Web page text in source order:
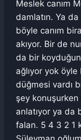
Meslek canım
damlatın. Ya
böyle canım
akıyor. Bir de
da bir
ağlıyor yok
düğmesi vardı
şey
anlatıyor ya da
falan. 5 4 3 2 1